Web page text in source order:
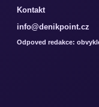
Kontakt
info@denikpoint.cz
Odpoved redakce: